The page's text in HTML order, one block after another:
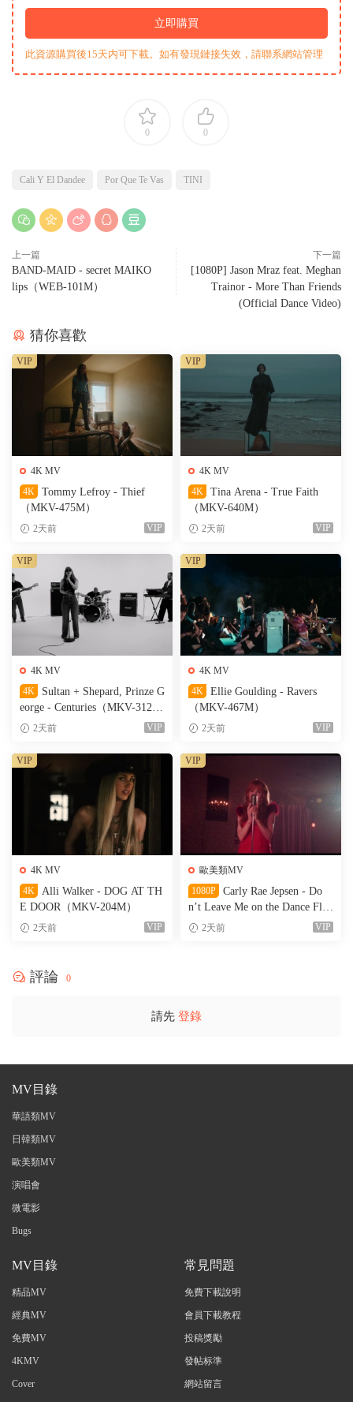
立即購買
此資源購買後15天内可下載。如有發現鏈接失效，請聯系網站管理
0 0
Cali Y El Dandee Por Que Te Vas TINI
上一篇
BAND-MAID - secret MAIKO
lips（WEB-101M）
下一篇
[1080P] Jason Mraz feat. Meghan
Trainor - More Than Friends
(Official Dance Video)
猜你喜歡
4K MV
4K
Tommy Lefroy - Thief
（MKV-475M）
2天前 VIP
VIP
4K MV
4K
Tina Arena - True Faith
（MKV-640M）
2天前 VIP
VIP
4K MV
4K
Sultan + Shepard, Prinze G
eorge - Centuries（MKV-312
M）2天前 VIP
VIP
4K MV
4K
Ellie Goulding - Ravers
（MKV-467M）
2天前 VIP
VIP
4K MV
4K
Alli Walker - DOG AT TH
E DOOR（MKV-204M）
2天前 VIP
VIP
歐美類MV
1080P
Carly Rae Jepsen - Do
n’t Leave Me on the Dance Floo
r（WEB-151M）
2天前 VIP
VIP
評論 0
請先 登錄
MV目錄
華語類MV
日韓類MV
歐美類MV
演唱會
微電影
Bugs
MV目錄
精品MV
經典MV
免費MV
4KMV
Cover
常見問題
免費下載說明
會員下載教程
投稿獎勵
發帖标準
網站留言